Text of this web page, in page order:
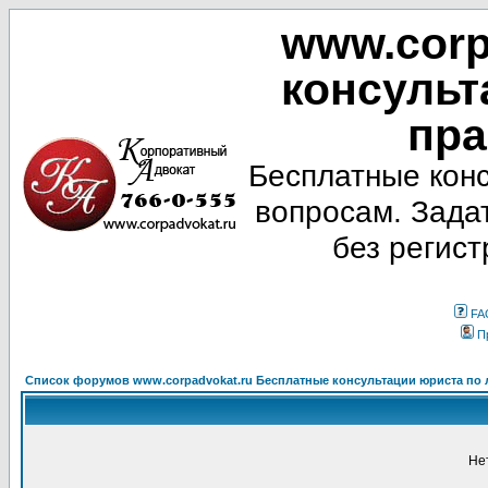
Бесплатные
вопросам.
без
Список форумов www.corpadvokat.ru Бесплатные консультации юриста